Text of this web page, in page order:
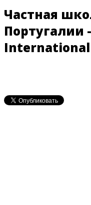
Частная
Португалии -
International